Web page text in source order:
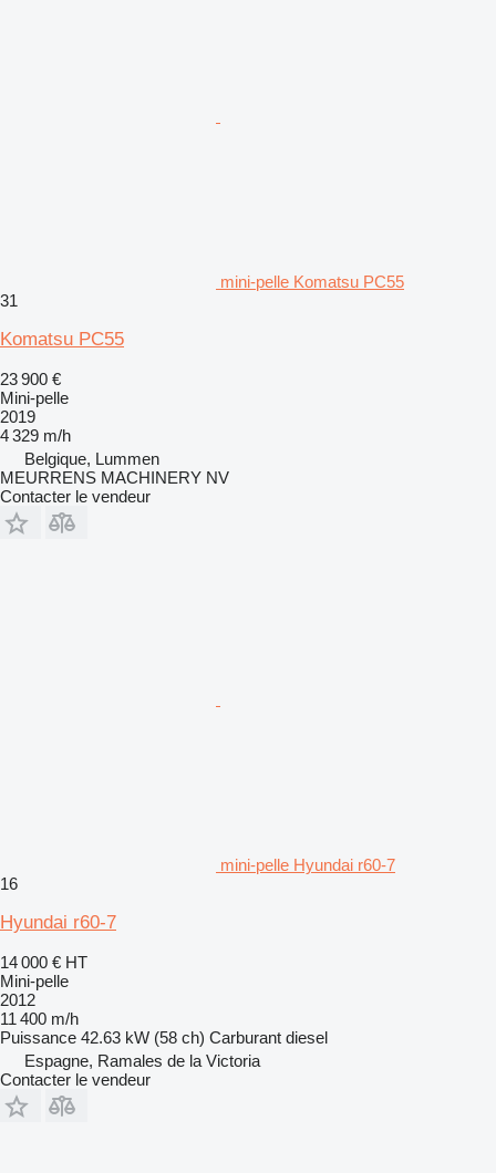
mini-pelle Komatsu PC55
31
Komatsu PC55
23 900 €
Mini-pelle
2019
4 329 m/h
Belgique, Lummen
MEURRENS MACHINERY NV
Contacter le vendeur
mini-pelle Hyundai r60-7
16
Hyundai r60-7
14 000 € HT
Mini-pelle
2012
11 400 m/h
Puissance 42.63 kW (58 ch) Carburant diesel
Espagne, Ramales de la Victoria
Contacter le vendeur